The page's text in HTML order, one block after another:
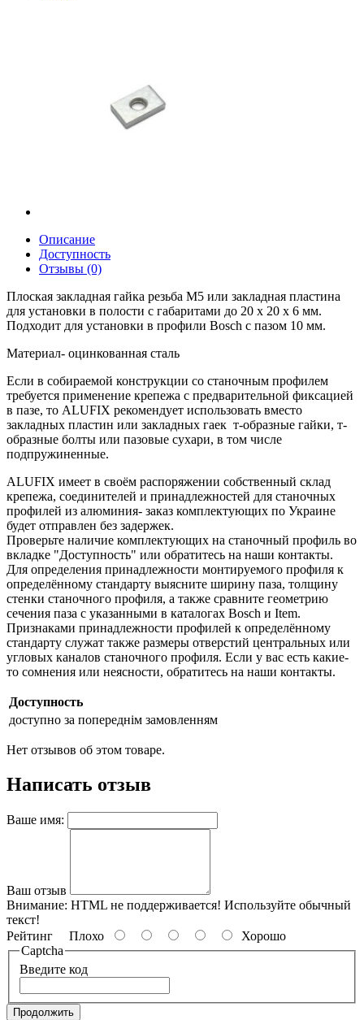
Описание
Доступность
Отзывы (0)
Плоская закладная гайка резьба М5 или закладная пластина
для установки в полости с габаритами до 20 х 20 х 6 мм.
Подходит для установки в профили Bosch с пазом 10 мм.
Материал- оцинкованная сталь
Если в собираемой конструкции со станочным профилем
требуется применение крепежа с предварительной фиксацией
в пазе, то ALUFIX рекомендует использовать вместо
закладных пластин или закладных гаек т-образные гайки, т-
образные болты или пазовые сухари, в том числе
подпружиненные.
ALUFIX имеет в своём распоряжении собственный склад
крепежа, соединителей и принадлежностей для станочных
профилей из алюминия- заказ комплектующих по Украине
будет отправлен без задержек.
Проверьте наличие комплектующих на станочный профиль во
вкладке "Доступность" или обратитесь на наши контакты.
Для определения принадлежности монтируемого профиля к
определённому стандарту выясните ширину паза, толщину
стенки станочного профиля, а также сравните геометрию
сечения паза с указанными в каталогах Bosch и Item.
Признаками принадлежности профилей к определённому
стандарту служат также размеры отверстий центральных или
угловых каналов станочного профиля. Если у вас есть какие-
то сомнения или неясности, обратитесь на наши контакты.
Доступность
доступно за попереднім замовленням
Нет отзывов об этом товаре.
Написать отзыв
Ваше имя:
Ваш отзыв
Внимание: HTML не поддерживается! Используйте обычный
текст!
Рейтинг Плохо
Хорошо
Captcha
Введите код
Продолжить